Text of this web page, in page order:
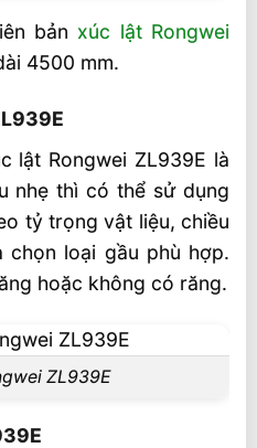
bản xúc lật Rongwei
4500 mm.
lật Rongwei ZL939E là
nhẹ thì có thể sử dụng
tỷ trọng vật liệu, chiều
loại gầu phù hợp.
hoặc không có răng.
ZL939E